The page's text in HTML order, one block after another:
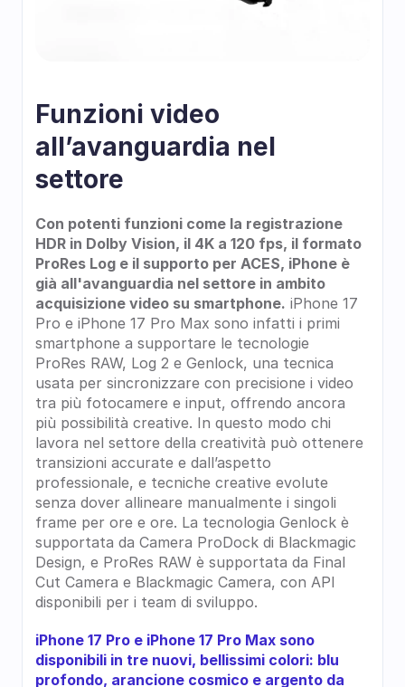
Funzioni video
all’avanguardia nel
settore
Con potenti funzioni come la registrazione
HDR in Dolby Vision, il 4K a 120 fps, il formato
ProRes Log e il supporto per ACES, iPhone è
già all'avanguardia nel settore in ambito
acquisizione video su smartphone. iPhone 17
Pro e iPhone 17 Pro Max sono infatti i primi
smartphone a supportare le tecnologie
ProRes RAW, Log 2 e Genlock, una tecnica
usata per sincronizzare con precisione i video
tra più fotocamere e input, offrendo ancora
più possibilità creative. In questo modo chi
lavora nel settore della creatività può ottenere
transizioni accurate e dall’aspetto
professionale, e tecniche creative evolute
senza dover allineare manualmente i singoli
frame per ore e ore. La tecnologia Genlock è
supportata da Camera ProDock di Blackmagic
Design, e ProRes RAW è supportata da Final
Cut Camera e Blackmagic Camera, con API
disponibili per i team di sviluppo.
iPhone 17 Pro e iPhone 17 Pro Max sono
disponibili in tre nuovi, bellissimi colori: blu
profondo, arancione cosmico e argento da